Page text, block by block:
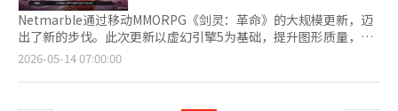
Netmarble通过移动MMORPG《剑灵：革命》的大规模更新，迈
出了新的步伐。此次更新以虚幻引擎5为基础，提升图形质量，并
推出新职业和新服务器，旨在增强长期服务的竞争力。
大规模更新‘NEXT剑灵：革命’。展示会上，开发公司
2026-05-14 07:00:00
页